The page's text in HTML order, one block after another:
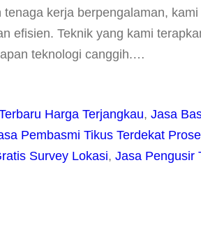
kerja berpengalaman,
efisien. Teknik yang kami
teknologi canggih.…
Harga Terjangkau, Jasa
Pembasmi Tikus Terdekat
Survey Lokasi, Jasa Pengusir